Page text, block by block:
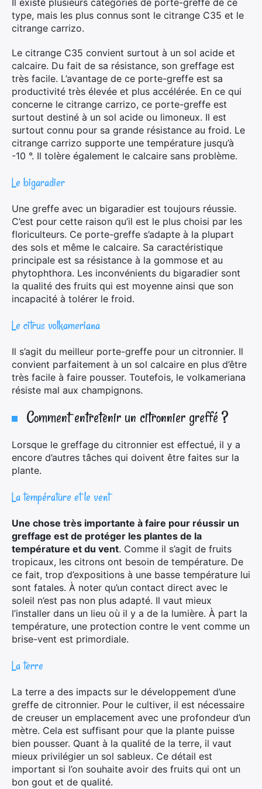
Il existe plusieurs catégories de porte-greffe de ce
type, mais les plus connus sont le citrange C35 et le
citrange carrizo.
Le citrange C35 convient surtout à un sol acide et
calcaire. Du fait de sa résistance, son greffage est
très facile. L’avantage de ce porte-greffe est sa
productivité très élevée et plus accélérée. En ce qui
concerne le citrange carrizo, ce porte-greffe est
surtout destiné à un sol acide ou limoneux. Il est
surtout connu pour sa grande résistance au froid. Le
citrange carrizo supporte une température jusqu’à
-10 °. Il tolère également le calcaire sans problème.
Le bigaradier
Une greffe avec un bigaradier est toujours réussie.
C’est pour cette raison qu’il est le plus choisi par les
floriculteurs. Ce porte-greffe s’adapte à la plupart
des sols et même le calcaire. Sa caractéristique
principale est sa résistance à la gommose et au
phytophthora. Les inconvénients du bigaradier sont
la qualité des fruits qui est moyenne ainsi que son
incapacité à tolérer le froid.
Le citrus volkameriana
Il s’agit du meilleur porte-greffe pour un citronnier. Il
convient parfaitement à un sol calcaire en plus d’être
très facile à faire pousser. Toutefois, le volkameriana
résiste mal aux champignons.
Comment entretenir un citronnier greffé ?
Lorsque le greffage du citronnier est effectué, il y a
encore d’autres tâches qui doivent être faites sur la
plante.
La température et le vent
Une chose très importante à faire pour réussir un
greffage est de protéger les plantes de la
température et du vent. Comme il s’agit de fruits
tropicaux, les citrons ont besoin de température. De
ce fait, trop d’expositions à une basse température lui
sont fatales. À noter qu’un contact direct avec le
soleil n’est pas non plus adapté. Il vaut mieux
l’installer dans un lieu où il y a de la lumière. À part la
température, une protection contre le vent comme un
brise-vent est primordiale.
La terre
La terre a des impacts sur le développement d’une
greffe de citronnier. Pour le cultiver, il est nécessaire
de creuser un emplacement avec une profondeur d’un
mètre. Cela est suffisant pour que la plante puisse
bien pousser. Quant à la qualité de la terre, il vaut
mieux privilégier un sol sableux. Ce détail est
important si l’on souhaite avoir des fruits qui ont un
bon gout et de qualité.